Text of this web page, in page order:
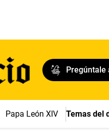
Pregúntale
Papa León XIV Temas del